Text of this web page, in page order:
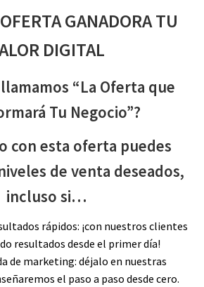
GANADORA TU
DIGITAL
“La Oferta que
Tu Negocio”?
con esta oferta puedes
de venta deseados,
incluso si…
rápidos: ¡con nuestros clientes
resultados desde el primer día!
de marketing: déjalo en nuestras
el paso a paso desde cero.